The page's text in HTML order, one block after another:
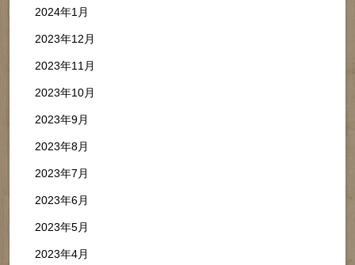
2024年1月
2023年12月
2023年11月
2023年10月
2023年9月
2023年8月
2023年7月
2023年6月
2023年5月
2023年4月